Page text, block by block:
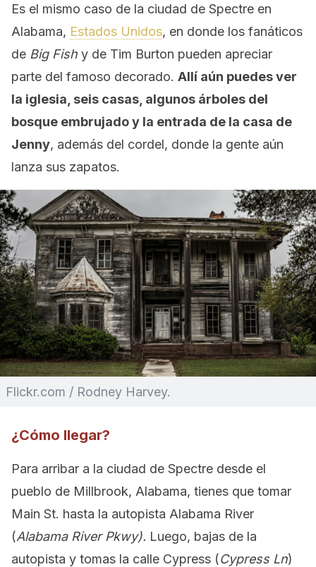
Es el mismo caso de la ciudad de Spectre en
Alabama, Estados Unidos, en donde los fanáticos
de Big Fish y de Tim Burton pueden apreciar
parte del famoso decorado. Allí aún puedes ver
la iglesia, seis casas, algunos árboles del
bosque embrujado y la entrada de la casa de
Jenny, además del cordel, donde la gente aún
lanza sus zapatos.
Flickr.com / Rodney Harvey.
¿Cómo llegar?
Para arribar a la ciudad de Spectre desde el
pueblo de Millbrook, Alabama, tienes que tomar
Main St. hasta la autopista Alabama River
(Alabama River Pkwy). Luego, bajas de la
autopista y tomas la calle Cypress (Cypress Ln)